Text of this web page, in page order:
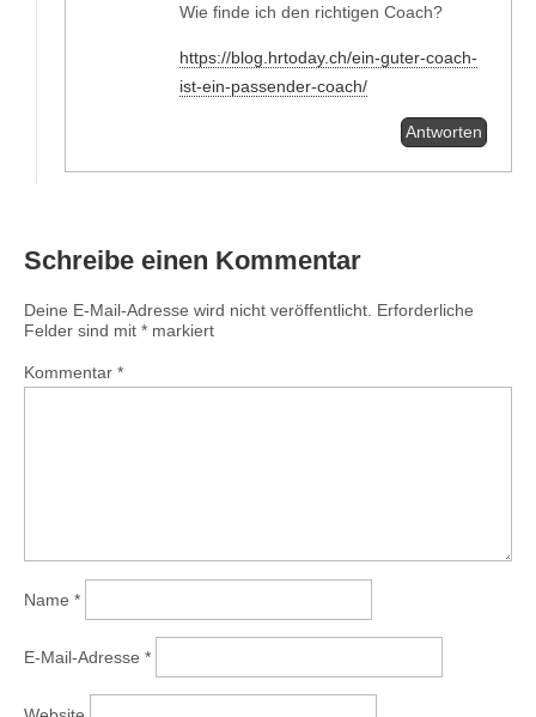
Wie finde ich den richtigen Coach?
https://blog.hrtoday.ch/ein-guter-coach-
ist-ein-passender-coach/
Antworten
Schreibe einen Kommentar
Deine E-Mail-Adresse wird nicht veröffentlicht. Erforderliche
Felder sind mit * markiert
Kommentar *
Name *
E-Mail-Adresse *